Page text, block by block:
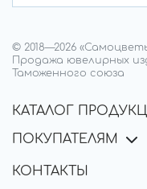
© 2018—2026
Продажа ювелирных
Таможенного союза
КАТАЛОГ
ПОКУПАТЕЛЯМ
КОНТАКТЫ